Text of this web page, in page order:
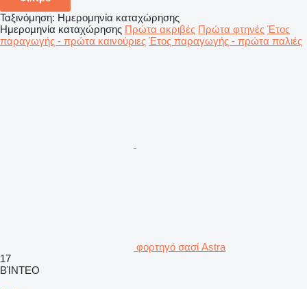
Ταξινόμηση: Ημερομηνία καταχώρησης
Ημερομηνία καταχώρησης Πρώτα ακριβές Πρώτα φτηνές Έτος
παραγωγής - πρώτα καινούριες Έτος παραγωγής - πρώτα παλιές
φορτηγό σασί Astra
17
ΒΊΝΤΕΟ